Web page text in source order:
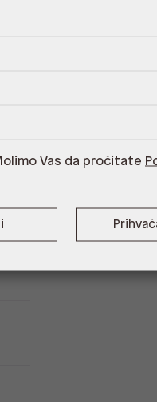
Vas da pročitate